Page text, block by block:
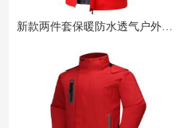
新款两件套保暖防水透气户外冲锋衣